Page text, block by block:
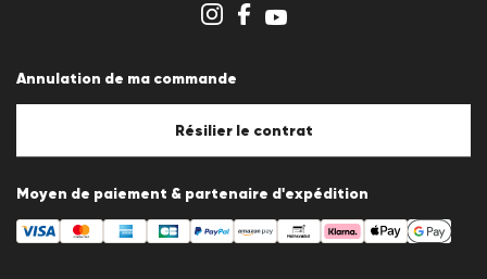
Système de dénonciation
Mentions légales
Politique en matière de cookies
Paramètres des cookies
Annulation de ma commande
Résilier le contrat
Moyen de paiement & partenaire d'expédition